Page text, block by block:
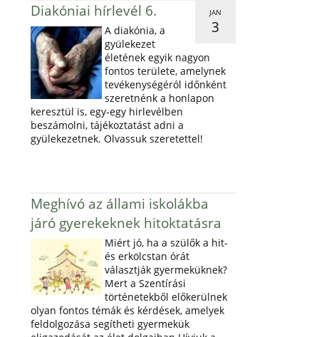
JAN
3
Diakóniai hírlevél 6.
A diakónia, a
gyülekezet
életének egyik nagyon
fontos területe, amelynek
tevékenységéról időnként
szeretnénk a honlapon
keresztül is, egy-egy hirlevélben
beszámolni, tájékoztatást adni a
gyülekezetnek. Olvassuk szeretettel!
Meghívó az állami iskolákba
járó gyerekeknek hitoktatásra
Miért jó, ha a szülők a hit-
és erkölcstan órát
választják gyermeküknek?
Mert a Szentírási
történetekből előkerülnek
olyan fontos témák és kérdések, amelyek
feldolgozása segítheti gyermekük